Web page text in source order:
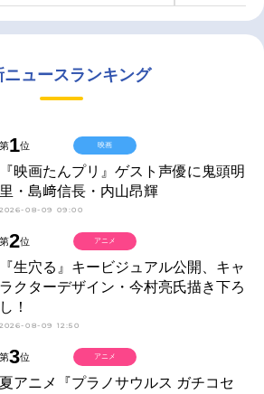
ニュースランキング
第1位
『映画たんプリ』ゲスト声優に鬼頭明
里・島﨑信長・内山昂輝
2026-08-09 09:00
映画
第2位
『生穴る』キービジュアル公開、キャ
ラクターデザイン・今村亮氏描き下ろ
し！
2026-08-09 12:50
アニメ
第3位
夏アニメ『プラノサウルス ガチコセ
アニメ